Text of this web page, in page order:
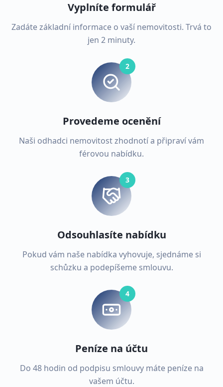
Vyplníte formulář
Zadáte základní informace o vaší nemovitosti. Trvá to
jen 2 minuty.
2
Provedeme ocenění
Naši odhadci nemovitost zhodnotí a připraví vám
férovou nabídku.
3
Odsouhlasíte nabídku
Pokud vám naše nabídka vyhovuje, sjednáme si
schůzku a podepíšeme smlouvu.
4
Peníze na účtu
Do 48 hodin od podpisu smlouvy máte peníze na
vašem účtu.